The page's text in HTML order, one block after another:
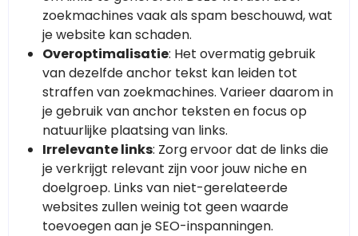
zoekmachines vaak als spam beschouwd, wat
je website kan schaden.
Overoptimalisatie: Het overmatig gebruik
van dezelfde anchor tekst kan leiden tot
straffen van zoekmachines. Varieer daarom in
je gebruik van anchor teksten en focus op
natuurlijke plaatsing van links.
Irrelevante links: Zorg ervoor dat de links die
je verkrijgt relevant zijn voor jouw niche en
doelgroep. Links van niet-gerelateerde
websites zullen weinig tot geen waarde
toevoegen aan je SEO-inspanningen.